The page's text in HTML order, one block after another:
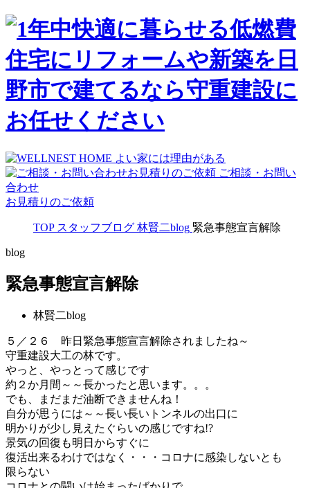
ご相談・お問い
合わせ
お見積りのご依頼
TOP スタッフブログ 林賢二blog 緊急事態宣言解除
blog
緊急事態宣言解除
林賢二blog
５／２６ 昨日緊急事態宣言解除されましたね～
守重建設大工の林です。
やっと、やっとって感じです
約２か月間～～長かったと思います。。。
でも、まだまだ油断できませんね！
自分が思うには～～長い長いトンネルの出口に
明かりが少し見えたぐらいの感じですね!?
景気の回復も明日からすぐに
復活出来るわけではなく・・・コロナに感染しないとも
限らない